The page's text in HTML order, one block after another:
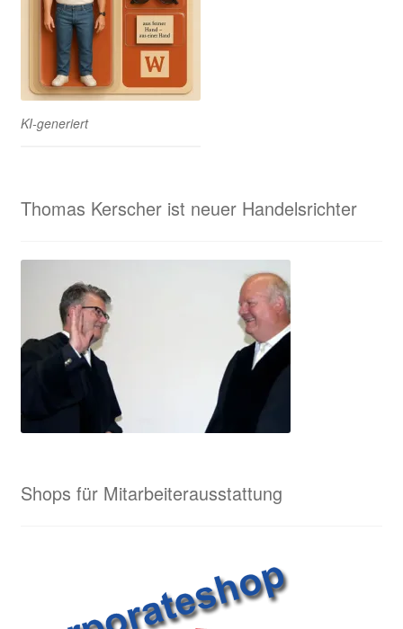
KI-generiert
Thomas Kerscher ist neuer Handelsrichter
Shops für Mitarbeiterausstattung